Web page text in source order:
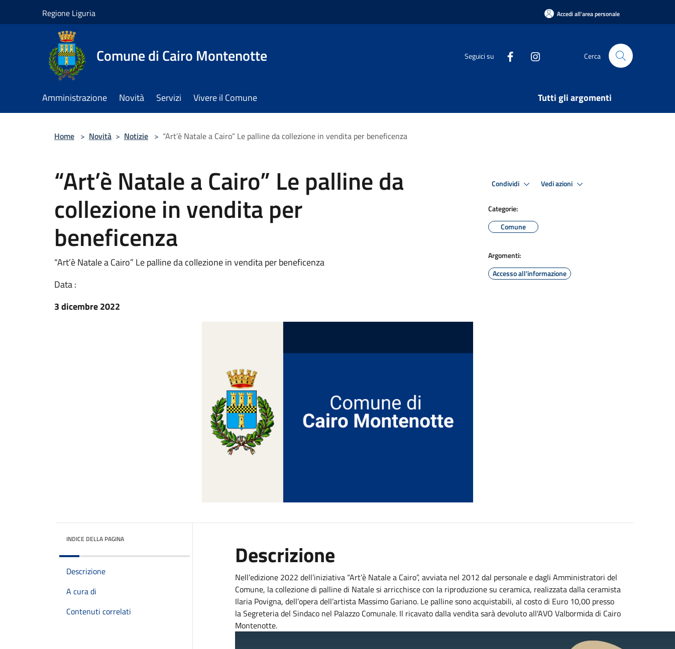
Regione Liguria Accedi all'area personale
Comune di Cairo Montenotte Seguici su Cerca
Amministrazione Novità Servizi Vivere il Comune Tutti gli argomenti
Home > Novità > Notizie > “Art’è Natale a Cairo” Le palline da collezione in vendita per beneficenza
“Art’è Natale a Cairo” Le palline da
collezione in vendita per
beneficenza
“Art’è Natale a Cairo” Le palline da collezione in vendita per beneficenza
Data :
3 dicembre 2022
Condividi Vedi azioni
Categorie:
Comune
Argomenti:
Accesso all'informazione
INDICE DELLA PAGINA
Descrizione
A cura di
Contenuti correlati
Descrizione
Nell’edizione 2022 dell’iniziativa “Art’è Natale a Cairo”, avviata nel 2012 dal personale e dagli Amministratori del
Comune, la collezione di palline di Natale si arricchisce con la riproduzione su ceramica, realizzata dalla ceramista
Ilaria Povigna, dell’opera dell’artista Massimo Gariano. Le palline sono acquistabili, al costo di Euro 10,00 presso
la Segreteria del Sindaco nel Palazzo Comunale. Il ricavato dalla vendita sarà devoluto all'AVO Valbormida di Cairo
Montenotte.